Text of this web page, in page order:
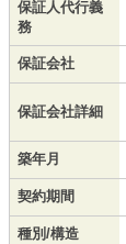
保証人代行義
務
保証会社
保証会社詳細
築年月
契約期間
種別/構造